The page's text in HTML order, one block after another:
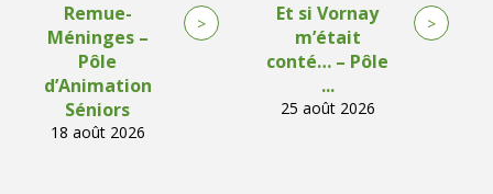
Remue-
Méninges –
Pôle
d’Animation
Séniors
18 août 2026
>
Et si Vornay
m’était
conté… – Pôle
...
25 août 2026
>